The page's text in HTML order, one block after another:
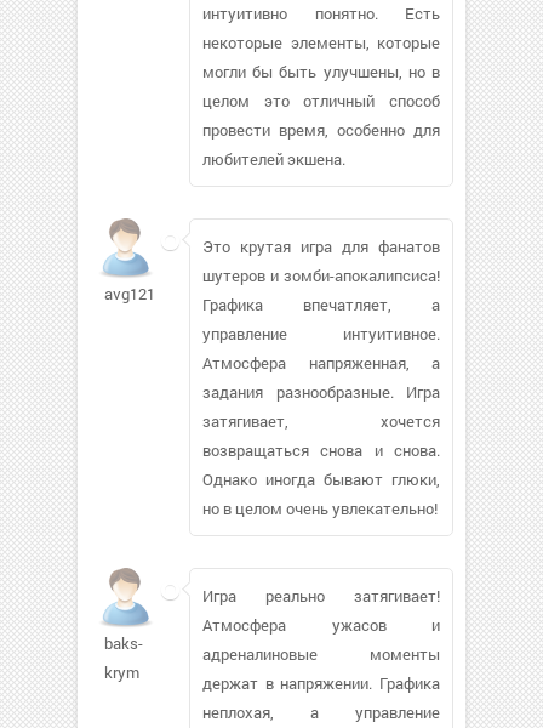
интуитивно понятно. Есть
некоторые элементы, которые
могли бы быть улучшены, но в
целом это отличный способ
провести время, особенно для
любителей экшена.
avg121
Это крутая игра для фанатов
шутеров и зомби-апокалипсиса!
Графика впечатляет, а
управление интуитивное.
Атмосфера напряженная, а
задания разнообразные. Игра
затягивает, хочется
возвращаться снова и снова.
Однако иногда бывают глюки,
но в целом очень увлекательно!
baks-
krym
Игра реально затягивает!
Атмосфера ужасов и
адреналиновые моменты
держат в напряжении. Графика
неплохая, а управление